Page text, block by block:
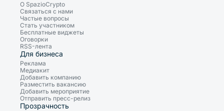
О SpazioCrypto
Связаться с нами
Частые вопросы
Стать участником
Бесплатные виджеты
Оговорки
RSS-лента
Для бизнеса
Реклама
Медиакит
Добавить компанию
Разместить вакансию
Добавить мероприятие
Отправить пресс-релиз
Прозрачность